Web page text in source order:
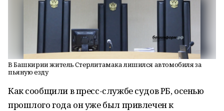
В Башкирии житель Стерлитамака лишился автомобиля за
пьяную езду
Как сообщили в пресс-службе судов РБ, осенью
прошлого года он уже был привлечен к